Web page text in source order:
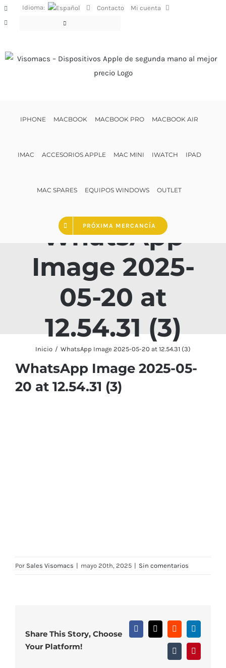
Saltar
al
FacebookIdioma: Contacto Mi cuenta
IPHONE MACBOOK MACBOOK PRO MACBOOK AIR
IMAC ACCESORIOS APPLE MAC MINI IWATCH IPAD
MAC SPARES EQUIPOS WINDOWS OUTLET
PRÓXIMA MERCANCÍA
WhatsApp
Image 2025-
05-20 at
12.54.31 (3)
Inicio WhatsApp Image 2025-05-20 at 12.54.31 (3)
WhatsApp Image 2025-05-
20 at 12.54.31 (3)
Por Sales Visomacs | mayo 20th, 2025 | Sin comentarios
Share This Story, Choose
Your Platform!
Facebook
X RedditLinkedIn
TumblrPinterest